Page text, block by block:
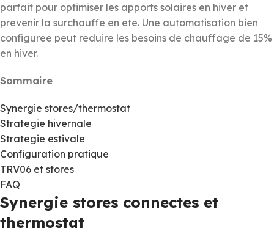
parfait pour optimiser les apports solaires en hiver et
prevenir la surchauffe en ete. Une automatisation bien
configuree peut reduire les besoins de chauffage de 15%
en hiver.
Sommaire
Synergie stores/thermostat
Strategie hivernale
Strategie estivale
Configuration pratique
TRV06 et stores
FAQ
Synergie stores connectes et
thermostat